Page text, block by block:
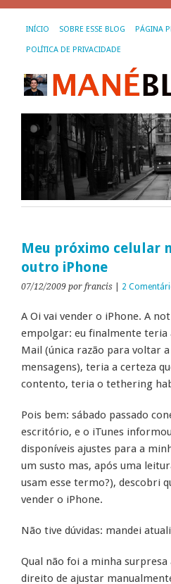
INÍCIO SOBRE ESSE BLOG PÁGINA
POLÍTICA DE PRIVACIDADE
Meu próximo celular
outro iPhone
07/12/2009 por francis 2
A Oi vai vender o iPhone. A
empolgar: eu finalmente teria
Mail (única razão para voltar
mensagens), teria a certeza
contento, teria o tethering
Pois bem: sábado passado
escritório, e o iTunes
disponíveis ajustes para a
um susto mas, após uma
usam esse termo?), descobri
vender o iPhone.
Não tive dúvidas: mandei
Qual não foi a minha
direito de ajustar